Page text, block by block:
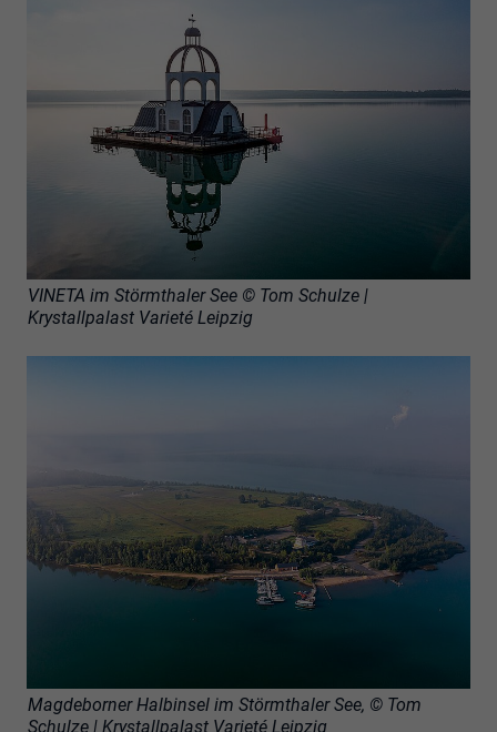
VINETA im Störmthaler See © Tom Schulze |
Krystallpalast Varieté Leipzig
Magdeborner Halbinsel im Störmthaler See, © Tom
Schulze | Krystallpalast Varieté Leipzig